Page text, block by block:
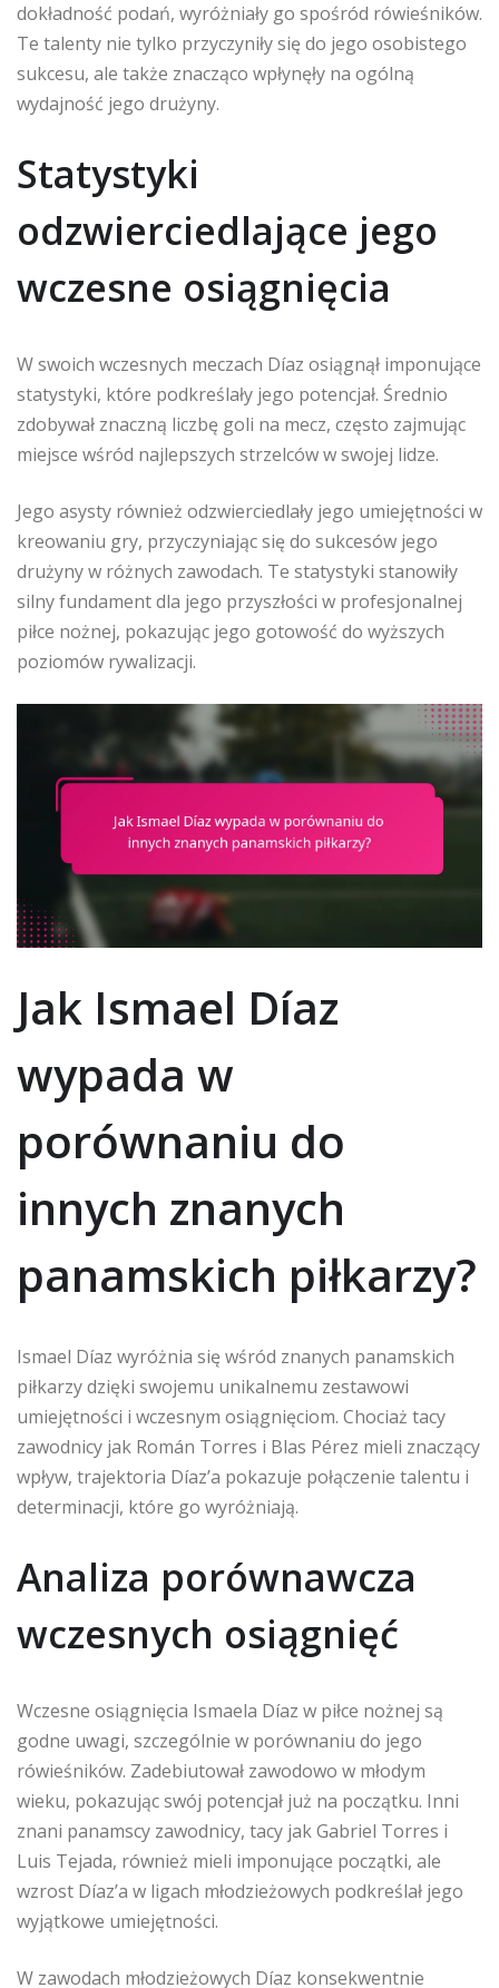
dokładność podań, wyróżniały go spośród rówieśników.
Te talenty nie tylko przyczyniły się do jego osobistego
sukcesu, ale także znacząco wpłynęły na ogólną
wydajność jego drużyny.
Statystyki
odzwierciedlające jego
wczesne osiągnięcia
W swoich wczesnych meczach Díaz osiągnął imponujące
statystyki, które podkreślały jego potencjał. Średnio
zdobywał znaczną liczbę goli na mecz, często zajmując
miejsce wśród najlepszych strzelców w swojej lidze.
Jego asysty również odzwierciedlały jego umiejętności w
kreowaniu gry, przyczyniając się do sukcesów jego
drużyny w różnych zawodach. Te statystyki stanowiły
silny fundament dla jego przyszłości w profesjonalnej
piłce nożnej, pokazując jego gotowość do wyższych
poziomów rywalizacji.
Jak Ismael Díaz
wypada w
porównaniu do
innych znanych
panamskich piłkarzy?
Ismael Díaz wyróżnia się wśród znanych panamskich
piłkarzy dzięki swojemu unikalnemu zestawowi
umiejętności i wczesnym osiągnięciom. Chociaż tacy
zawodnicy jak Román Torres i Blas Pérez mieli znaczący
wpływ, trajektoria Díaz’a pokazuje połączenie talentu i
determinacji, które go wyróżniają.
Analiza porównawcza
wczesnych osiągnięć
Wczesne osiągnięcia Ismaela Díaz w piłce nożnej są
godne uwagi, szczególnie w porównaniu do jego
rówieśników. Zadebiutował zawodowo w młodym
wieku, pokazując swój potencjał już na początku. Inni
znani panamscy zawodnicy, tacy jak Gabriel Torres i
Luis Tejada, również mieli imponujące początki, ale
wzrost Díaz’a w ligach młodzieżowych podkreślał jego
wyjątkowe umiejętności.
W zawodach młodzieżowych Díaz konsekwentnie